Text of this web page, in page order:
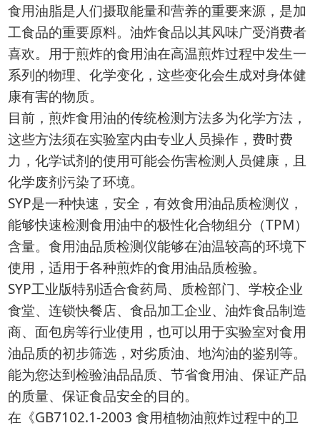
食用油脂是人们摄取能量和营养的重要来源，是加
工食品的重要原料。油炸食品以其风味广受消费者
喜欢。用于煎炸的食用油在高温煎炸过程中发生一
系列的物理、化学变化，这些变化会生成对身体健
康有害的物质。
目前，煎炸食用油的传统检测方法多为化学方法，
这些方法须在实验室内由专业人员操作，费时费
力，化学试剂的使用可能会伤害检测人员健康，且
化学废剂污染了环境。
SYP是一种快速，安全，有效食用油品质检测仪，
能够快速检测食用油中的极性化合物组分（TPM）
含量。食用油品质检测仪能够在油温较高的环境下
使用，适用于各种煎炸的食用油品质检验。
SYP工业版特别适合食药局、质检部门、学校企业
食堂、连锁快餐店、食品加工企业、油炸食品制造
商、面包房等行业使用，也可以用于实验室对食用
油品质的初步筛选，对劣质油、地沟油的鉴别等。
能为您达到检验油品品质、节省食用油、保证产品
的质量、保证食品安全的目的。
在《GB7102.1-2003 食用植物油煎炸过程中的卫